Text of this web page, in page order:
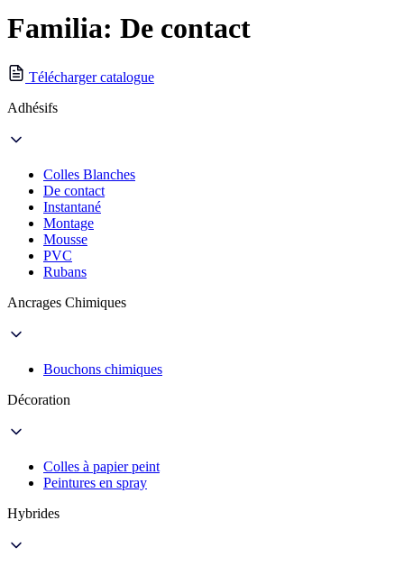
Familia: De contact
Télécharger catalogue
Adhésifs
Colles Blanches
De contact
Instantané
Montage
Mousse
PVC
Rubans
Ancrages Chimiques
Bouchons chimiques
Décoration
Colles à papier peint
Peintures en spray
Hybrides